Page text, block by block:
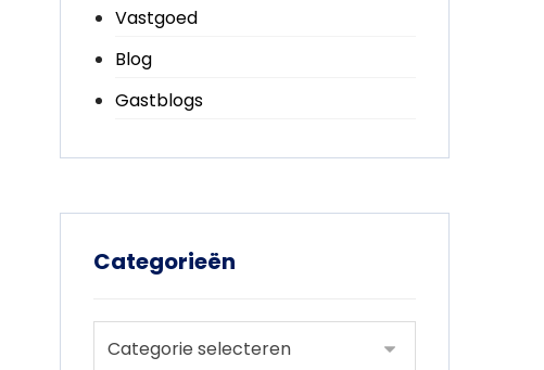
Vastgoed
Blog
Gastblogs
Categorieën